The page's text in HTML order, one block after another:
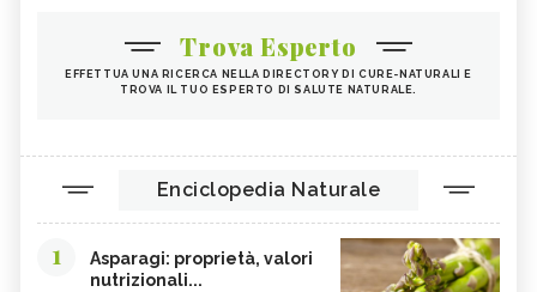
Trova Esperto
EFFETTUA UNA RICERCA NELLA DIRECTORY DI CURE-NATURALI E
TROVA IL TUO ESPERTO DI SALUTE NATURALE.
Enciclopedia Naturale
1
Asparagi: proprietà, valori
nutrizionali...